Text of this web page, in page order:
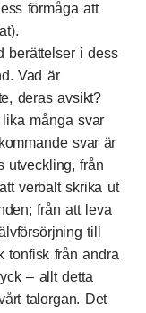
förmåga att
berättelser i dess
Vad är
deras avsikt?
många svar
svar är
utveckling, från
verbalt skrika ut
från att leva
till
tonfisk från andra
– allt detta
talorgan. Det